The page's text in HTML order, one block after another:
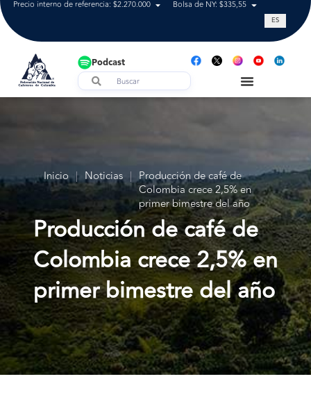
Precio interno de referencia: $2.270.000 Bolsa de NY: $335,55 Tasa de
ES
Podcast
Inicio | Noticias | Producción de café de
Colombia crece 2,5% en
primer bimestre del año
Producción de café de
Colombia crece 2,5% en
primer bimestre del año